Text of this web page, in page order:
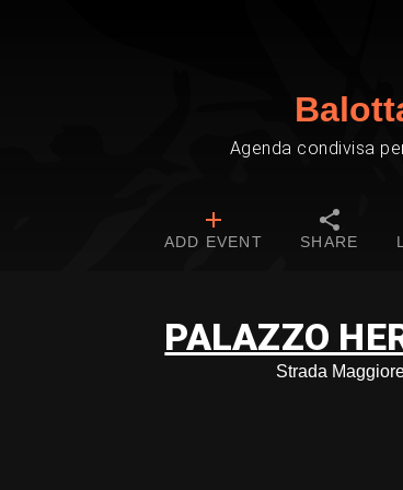
Agenda condivisa
ADD EVENT SHARE
PALAZZO
Strada